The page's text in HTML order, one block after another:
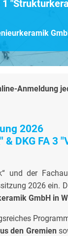
1
Anmeldung
2026
& DKG FA 3
und der
2026 ein.
GmbH in
den Gremien